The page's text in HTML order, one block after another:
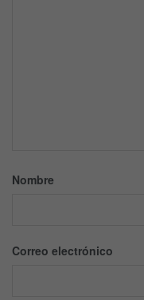
Nombre
Correo electrónico